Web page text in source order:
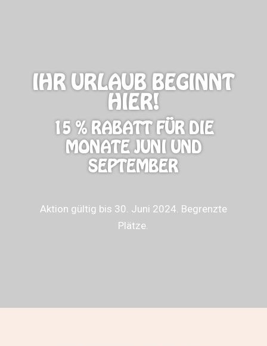
IHR URLAUB BEGINNT
HIER!
15 % RABATT FÜR DIE
MONATE JUNI UND
SEPTEMBER
Aktion gültig bis 30. Juni 2024. Begrenzte
Plätze.